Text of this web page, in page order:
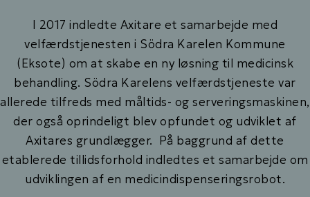
I 2017 indledte Axitare et samarbejde med
velfærdstjenesten i Södra Karelen Kommune
(Eksote) om at skabe en ny løsning til medicinsk
behandling. Södra Karelens velfærdstjeneste var
allerede tilfreds med måltids- og serveringsmaskinen,
der også oprindeligt blev opfundet og udviklet af
Axitares grundlægger. På baggrund af dette
etablerede tillidsforhold indledtes et samarbejde om
udviklingen af en medicindispenseringsrobot.